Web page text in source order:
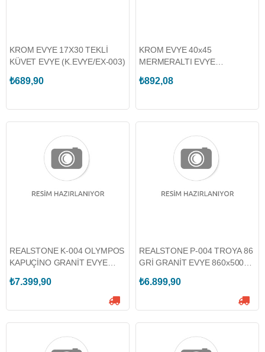
KROM EVYE 17X30 TEKLİ
KÜVET EVYE (K.EVYE/EX-003)
₺689,90
KROM EVYE 40x45
MERMERALTI EVYE
₺892,08
REALSTONE K-004 OLYMPOS
KAPUÇİNO GRANİT EVYE
KAP)
₺7.399,90
REALSTONE P-004 TROYA 86
GRİ GRANİT EVYE 860x500
₺6.899,90